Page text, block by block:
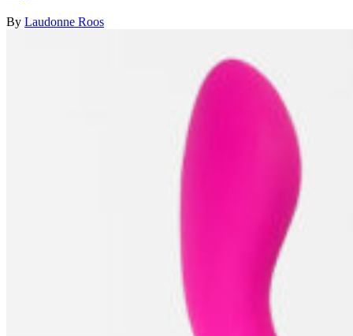
By Laudonne Roos